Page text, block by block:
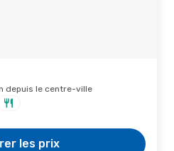
depuis le centre-ville
les prix